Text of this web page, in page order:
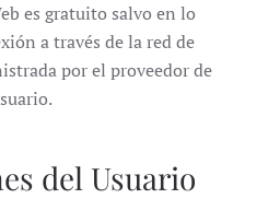
es gratuito salvo en lo
a través de la red de
por el proveedor de
del Usuario